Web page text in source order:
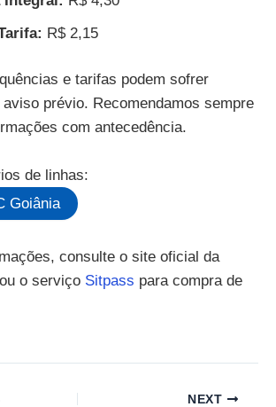
R$ 2,15
e tarifas podem sofrer
prévio. Recomendamos sempre
com antecedência.
de linhas:
Goiânia
consulte o site oficial da
ou o serviço Sitpass para compra de
NEXT